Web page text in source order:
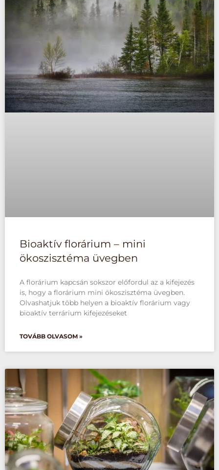
Bioaktív florárium – mini
ökoszisztéma üvegben
A florárium kapcsán sokszor előfordul az a kifejezés
is, hogy a florárium mini ökoszisztéma üvegben.
Olvashatjuk több helyen a bioaktív florárium vagy
bioaktív terrárium kifejezéseket
TOVÁBB OLVASOM »